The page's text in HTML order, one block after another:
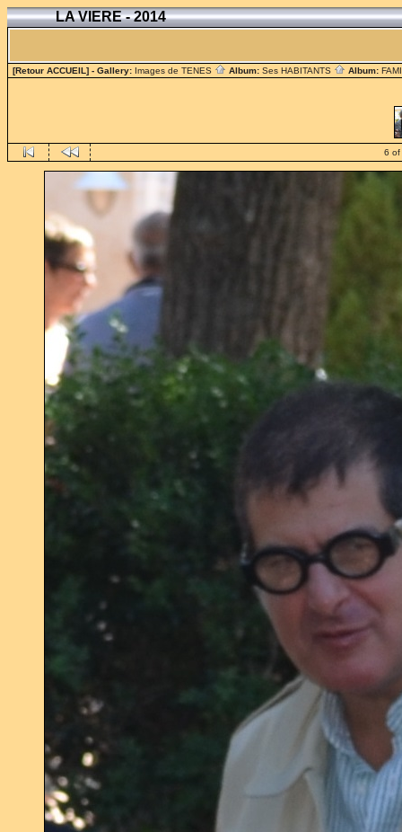
LA VIERE - 2014
[Retour ACCUEIL] - Gallery: Images de TENES Album: Ses HABITANTS Album:
6 of